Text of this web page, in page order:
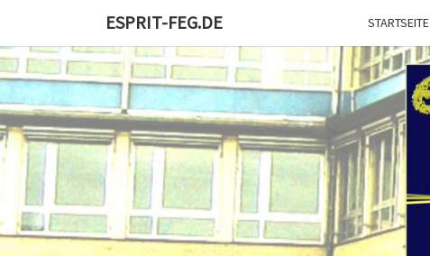
content
ESPRIT-FEG.DE STARTSEITE